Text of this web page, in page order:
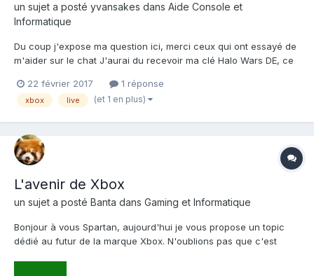
un sujet a posté yvansakes dans Aide Console et
Informatique
Du coup j'expose ma question ici, merci ceux qui ont essayé de
m'aider sur le chat J'aurai du recevoir ma clé Halo Wars DE, ce
Un responsable me dit qu'il me l'a nvoyé en MP, que je n'ai pas
recu. J'essaie de le contacter e...
22 février 2017 1 réponse
xbox live (et 1 en plus)
L'avenir de Xbox
un sujet a posté Banta dans Gaming et Informatique
Bonjour à vous Spartan, aujourd'hui je vous propose un topic
dédié au futur de la marque Xbox. N'oublions pas que c'est